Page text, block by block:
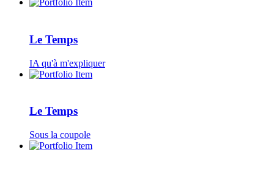
Le Temps
IA qu'à m'expliquer
Le Temps
Sous la coupole